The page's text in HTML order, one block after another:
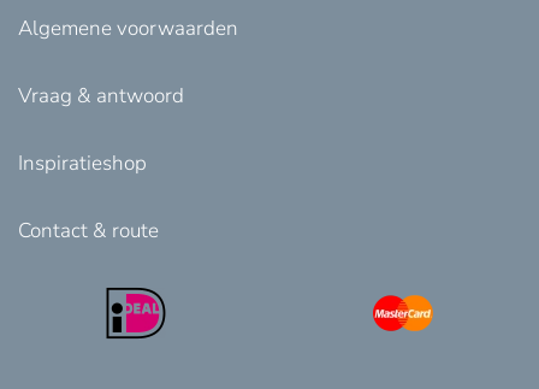
Algemene voorwaarden
Vraag & antwoord
Inspiratieshop
Contact & route